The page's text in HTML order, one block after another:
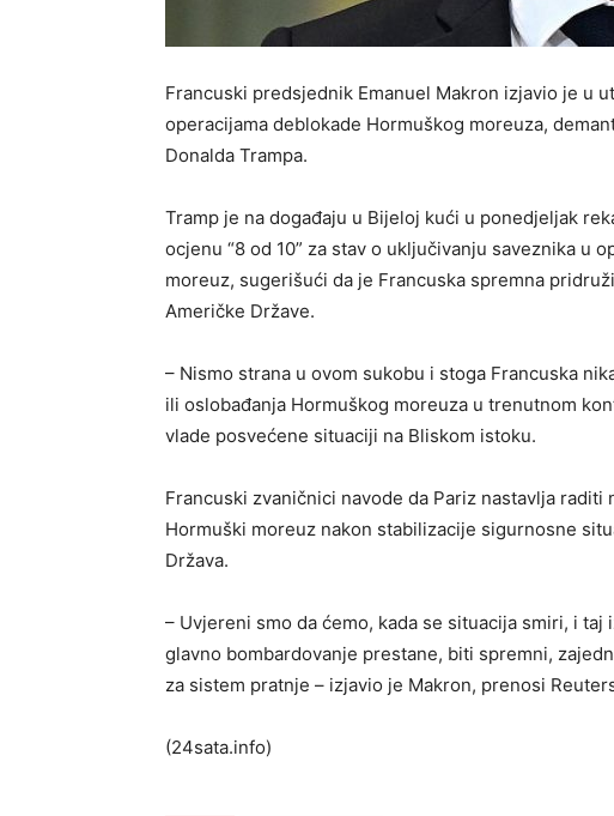
Francuski predsjednik Emanuel Makron izjavio je u
operacijama deblokade Hormuškog moreuza,
Donalda Trampa.
Tramp je na događaju u Bijeloj kući u ponedjeljak
ocjenu “8 od 10” za stav o uključivanju saveznika u
moreuz, sugerišući da je Francuska spremna
Američke Države.
– Nismo strana u ovom sukobu i stoga Francuska
ili oslobađanja Hormuškog moreuza u trenutnom
vlade posvećene situaciji na Bliskom istoku.
Francuski zvaničnici navode da Pariz nastavlja
Hormuški moreuz nakon stabilizacije sigurnosne
Država.
– Uvjereni smo da ćemo, kada se situacija smiri, i
glavno bombardovanje prestane, biti spremni,
za sistem pratnje – izjavio je Makron, prenosi
(24sata.info)